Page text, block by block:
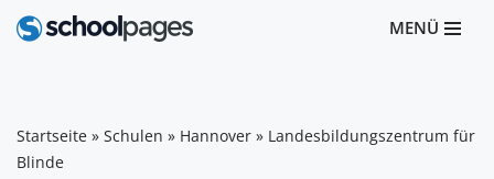
MENÜ
Startseite » Schulen » Hannover » Landesbildungszentrum für
Blinde